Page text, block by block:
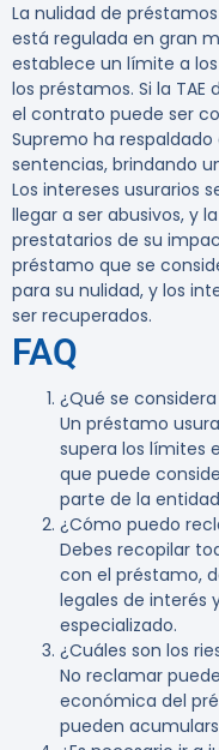
La nulidad de
está regulada en gran
establece un límite a
los préstamos. Si la
el contrato puede ser
Supremo ha
sentencias, brindando
Los intereses usurarios
llegar a ser abusivos, y
prestatarios de su
préstamo que se
para su nulidad, y los
ser recuperados.
FAQ
¿Qué se
Un préstamo
supera los límites
que puede
parte de la
¿Cómo puedo
Debes recopilar
con el préstamo,
legales de interés
especializado.
¿Cuáles son los
No reclamar
económica del
pueden